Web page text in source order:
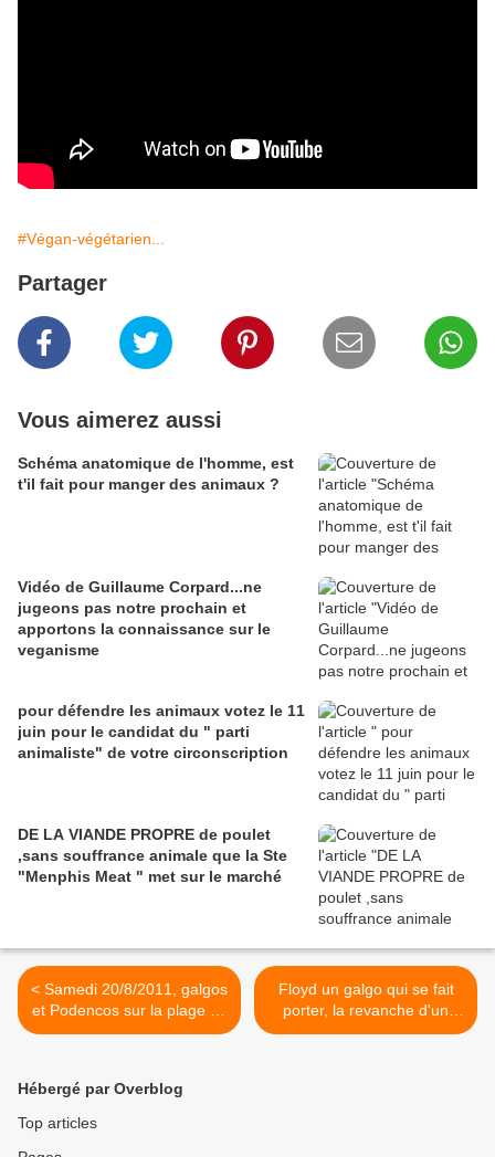
#Végan-végétarien...
Partager
Vous aimerez aussi
Schéma anatomique de l'homme, est
t'il fait pour manger des animaux ?
Vidéo de Guillaume Corpard...ne
jugeons pas notre prochain et
apportons la connaissance sur le
veganisme
pour défendre les animaux votez le 11
juin pour le candidat du " parti
animaliste" de votre circonscription
DE LA VIANDE PROPRE de poulet
,sans souffrance animale que la Ste
"Menphis Meat " met sur le marché
< Samedi 20/8/2011, galgos
et Podencos sur la plage de
Cabourg
Floyd un galgo qui se fait
porter, la revanche d'un
galgos amputé >
Hébergé par Overblog
Top articles